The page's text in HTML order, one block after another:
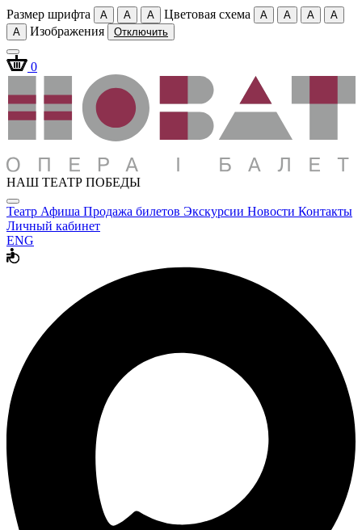
Размер шрифта A A A Цветовая схема A A A
A
A
Изображения Отключить
0
НАШ ТЕАТР ПОБЕДЫ
Театр Афиша Продажа билетов Экскурсии Новости Контакты
Личный кабинет
ENG